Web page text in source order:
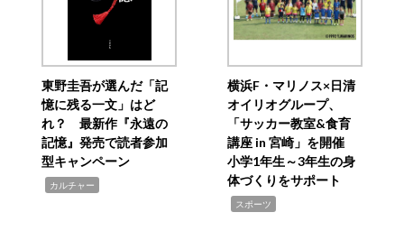
東野圭吾が選んだ「記
憶に残る一文」はど
れ？ 最新作『永遠の
記憶』発売で読者参加
型キャンペーン
カルチャー
横浜F・マリノス×日清
オイリオグループ、
「サッカー教室&食育
講座 in 宮崎」を開催
小学1年生～3年生の身
体づくりをサポート
スポーツ